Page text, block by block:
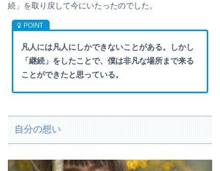
続」を取り戻して今にいたったのでした。
凡人には凡人にしかできないことがある。しかし
「継続」をしたことで、僕は非凡な場所まで来る
ことができたと思っている。
自分の想い